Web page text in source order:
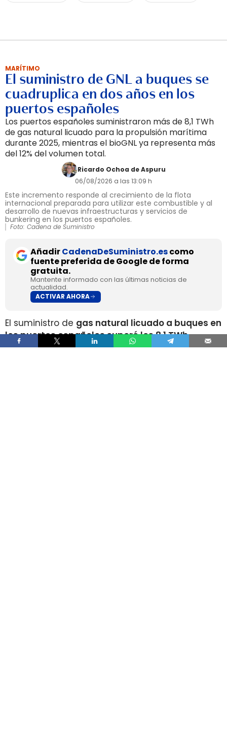
MARÍTIMO
El suministro de GNL a buques se
cuadruplica en dos años en los
puertos españoles
Los puertos españoles suministraron más de 8,1 TWh
de gas natural licuado para la propulsión marítima
durante 2025, mientras el bioGNL ya representa más
del 12% del volumen total.
Ricardo Ochoa de Aspuru
06/08/2026 a las 13:09 h
Este incremento responde al crecimiento de la flota
internacional preparada para utilizar este combustible y al
desarrollo de nuevas infraestructuras y servicios de
bunkering en los puertos españoles.
Foto: Cadena de Suministro
AñadirCadenaDeSuministro.escomo
fuente preferida de Google de forma
gratuita.
Mantente informado con las últimas noticias de
actualidad.
ACTIVAR AHORA
El suministro de gas natural licuado a buques en
los puertos españoles superó los 8,1 TWh
durante 2025, un volumen que multiplica por